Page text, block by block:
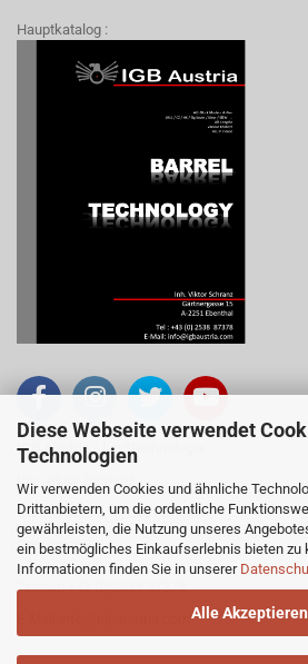
Diese Webseite verwendet
Technologien
Wir verwenden Cookies und ähnliche
Drittanbietern, um die ordentliche
gewährleisten, die Nutzung unseres
ein bestmögliches Einkaufserlebnis bieten zu
Informationen finden Sie in unserer
Alle Akzeptieren
Hauptkatalog :
IGB Austria - Lauftechnologie
Inh. Viktor Schranz
Gärtnergasse 15, 2251 Ebenthal
Österreich
Telefon +43 (0)2538 87378